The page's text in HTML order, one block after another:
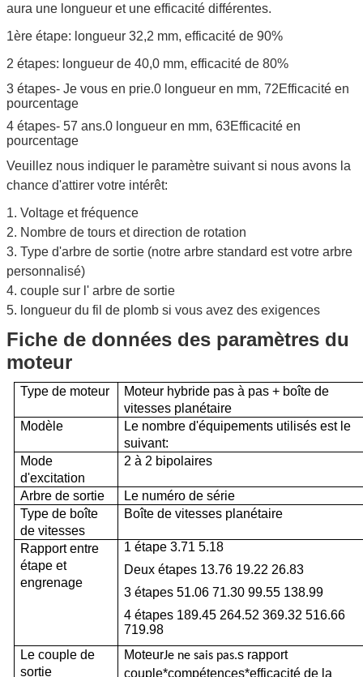
aura une longueur et une efficacité différentes.
1ère étape: longueur 32,2 mm, efficacité de 90%
2 étapes: longueur de 40,0 mm, efficacité de 80%
3 étapes- Je vous en prie.0 longueur en mm, 72Efficacité en
pourcentage
4 étapes- 57 ans.0 longueur en mm, 63Efficacité en
pourcentage
Veuillez nous indiquer le paramètre suivant si nous avons la
chance d'attirer votre intérêt:
1. Voltage et fréquence
2. Nombre de tours et direction de rotation
3. Type d'arbre de sortie (notre arbre standard est votre arbre
personnalisé)
4. couple sur l' arbre de sortie
5. longueur du fil de plomb si vous avez des exigences
Fiche de données des paramètres du
moteur
Type de moteur
Moteur hybride pas à pas + boîte de
vitesses planétaire
Modèle
Le nombre d'équipements utilisés est le
suivant:
Mode
d'excitation
2 à 2 bipolaires
Arbre de sortie
Le numéro de série
Type de boîte
de vitesses
Boîte de vitesses planétaire
Rapport entre
étape et
engrenage
1 étape 3.71 5.18
Deux étapes 13.76 19.22 26.83
3 étapes 51.06 71.30 99.55 138.99
4 étapes 189.45 264.52 369.32 516.66
719.98
Le couple de
sortie
MoteurJe ne sais pas.s rapport
couple*compétences*efficacité de la